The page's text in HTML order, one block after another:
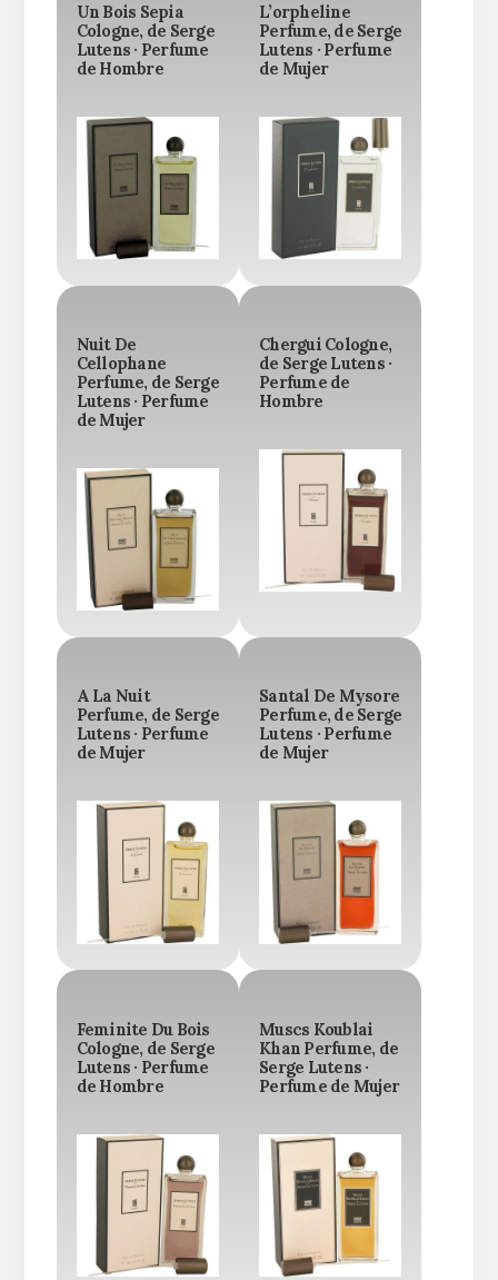
Un Bois Sepia
Cologne, de Serge
Lutens · Perfume
de Hombre
L’orpheline
Perfume, de Serge
Lutens · Perfume
de Mujer
Nuit De
Cellophane
Perfume, de Serge
Lutens · Perfume
de Mujer
Chergui Cologne,
de Serge Lutens ·
Perfume de
Hombre
A La Nuit
Perfume, de Serge
Lutens · Perfume
de Mujer
Santal De Mysore
Perfume, de Serge
Lutens · Perfume
de Mujer
Feminite Du Bois
Cologne, de Serge
Lutens · Perfume
de Hombre
Muscs Koublai
Khan Perfume, de
Serge Lutens ·
Perfume de Mujer